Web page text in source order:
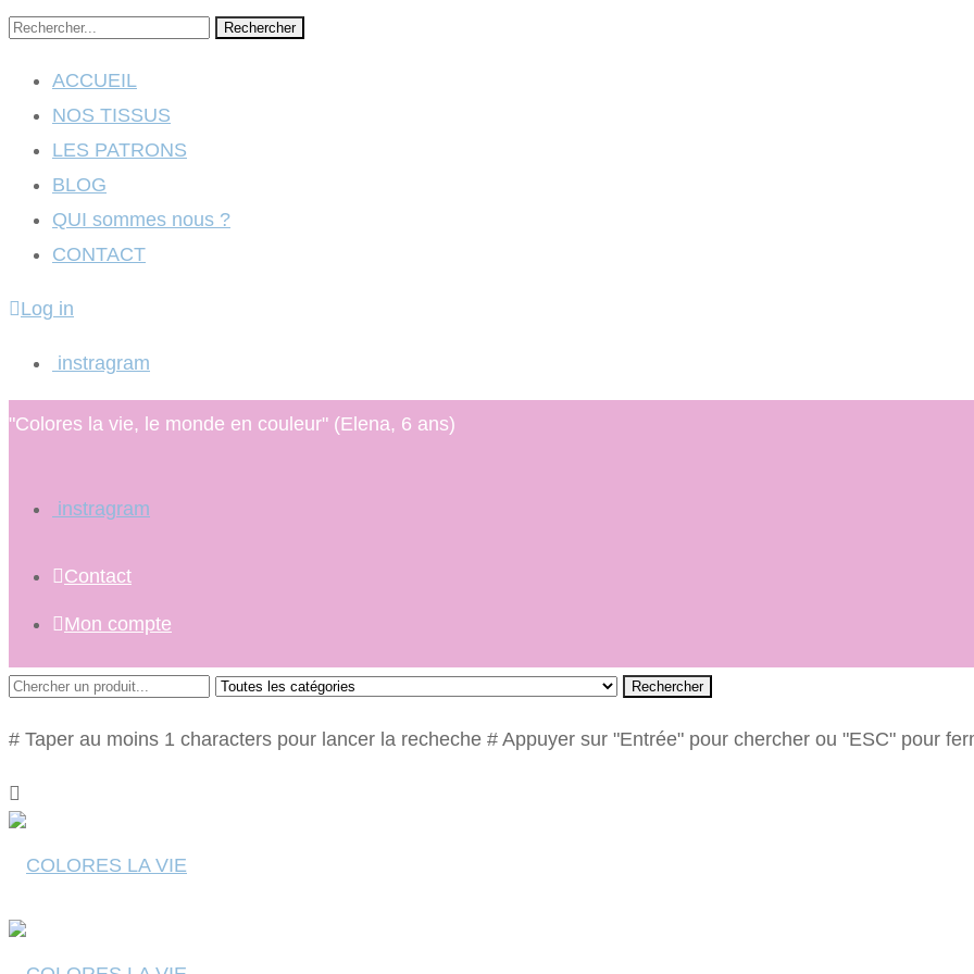
Rechercher
ACCUEIL
NOS TISSUS
LES PATRONS
BLOG
QUI sommes nous ?
CONTACT
Log in
instragram
"Colores la vie, le monde en couleur" (Elena, 6 ans)
instragram
Contact
Mon compte
Rechercher
# Taper au moins 1 characters pour lancer la recheche # Appuyer sur "Entrée" pour chercher ou "ESC" pour